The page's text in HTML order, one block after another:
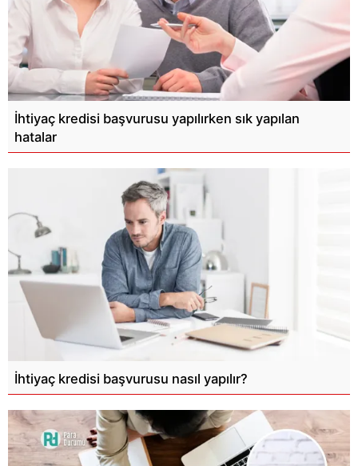
İhtiyaç kredisi başvurusu yapılırken sık yapılan
hatalar
İhtiyaç kredisi başvurusu nasıl yapılır?